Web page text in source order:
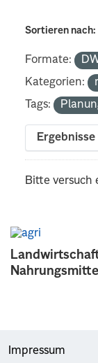
Sortieren nach
Formate:
Kategorien:
Tags:
Bitte versuch
Impressum